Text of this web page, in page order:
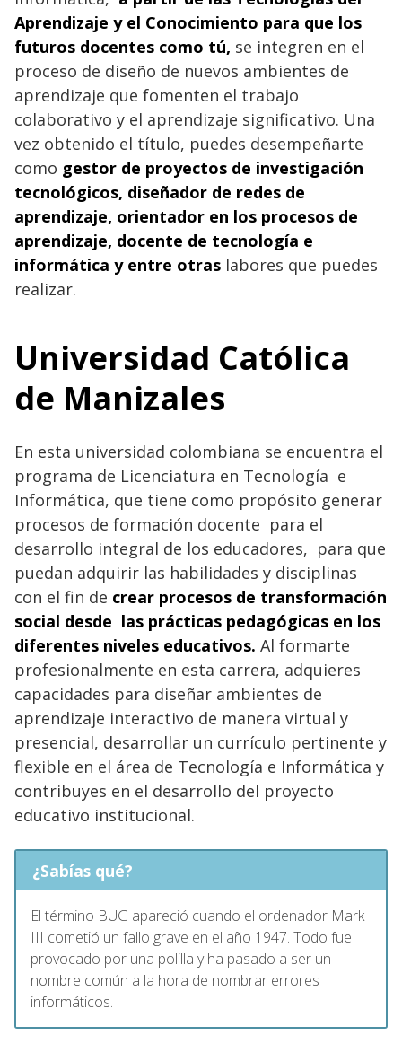
Aprendizaje y el Conocimiento para que los
futuros docentes como tú, se integren en el
proceso de diseño de nuevos ambientes de
aprendizaje que fomenten el trabajo
colaborativo y el aprendizaje significativo. Una
vez obtenido el título, puedes desempeñarte
como gestor de proyectos de investigación
tecnológicos, diseñador de redes de
aprendizaje, orientador en los procesos de
aprendizaje, docente de tecnología e
informática y entre otras labores que puedes
realizar.
Universidad Católica
de Manizales
En esta universidad colombiana se encuentra el
programa de Licenciatura en Tecnología e
Informática, que tiene como propósito generar
procesos de formación docente para el
desarrollo integral de los educadores, para que
puedan adquirir las habilidades y disciplinas
con el fin de crear procesos de transformación
social desde las prácticas pedagógicas en los
diferentes niveles educativos. Al formarte
profesionalmente en esta carrera, adquieres
capacidades para diseñar ambientes de
aprendizaje interactivo de manera virtual y
presencial, desarrollar un currículo pertinente y
flexible en el área de Tecnología e Informática y
contribuyes en el desarrollo del proyecto
educativo institucional.
¿Sabías qué?
El término BUG apareció cuando el ordenador Mark
III cometió un fallo grave en el año 1947. Todo fue
provocado por una polilla y ha pasado a ser un
nombre común a la hora de nombrar errores
informáticos.